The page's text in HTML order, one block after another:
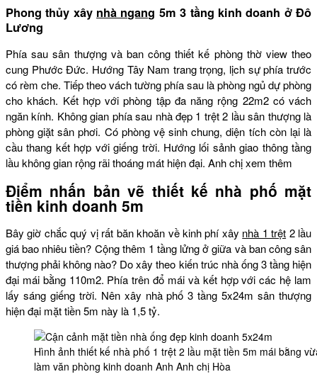
Phong thủy xây nhà ngang 5m 3 tầng kinh doanh ở Đô
Lương
Phía sau sân thượng và ban công thiết kế phòng thờ view theo
cung Phước Đức. Hướng Tây Nam trang trọng, lịch sự phía trước
có rèm che. Tiếp theo vách tường phía sau là phòng ngủ dự phòng
cho khách. Kết hợp với phòng tập đa năng rộng 22m2 có vách
ngăn kính. Không gian phía sau nhà đẹp 1 trệt 2 lầu sân thượng là
phòng giặt sân phơi. Có phòng vệ sinh chung, diện tích còn lại là
cầu thang kết hợp với giếng trời. Hướng lối sảnh giao thông tầng
lầu không gian rộng rãi thoáng mát hiện đại. Anh chị xem thêm
Điểm nhấn bản vẽ thiết kế nhà phố mặt
tiền kinh doanh 5m
Bây giờ chắc quý vị rất băn khoăn về kinh phí xây nhà 1 trệt 2 lầu
giá bao nhiêu tiền? Cộng thêm 1 tầng lửng ở giữa và ban công sân
thượng phải không nào? Do xây theo kiến trúc nhà ống 3 tầng hiện
đại mái bằng 110m2. Phía trên đổ mái và kết hợp với các hệ lam
lấy sáng giếng trời. Nên xây nhà phố 3 tầng 5x24m sân thượng
hiện đại mặt tiền 5m này là 1,5 tỷ.
Hình ảnh thiết kế nhà phố 1 trệt 2 lầu mặt tiền 5m mái bằng
làm văn phòng kinh doanh Anh Anh chị Hòa